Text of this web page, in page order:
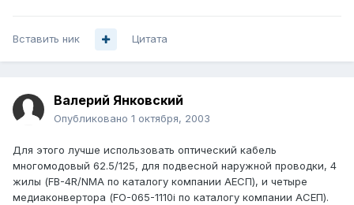
Вставить ник Цитата
Валерий Янковский
Опубликовано 1 октября, 2003
Для этого лучше использовать оптический кабель
многомодовый 62.5/125, для подвесной наружной проводки, 4
жилы (FB-4R/NMA по каталогу компании АЕСП), и четыре
медиаконвертора (FO-065-1110i по каталогу компании АСЕП).